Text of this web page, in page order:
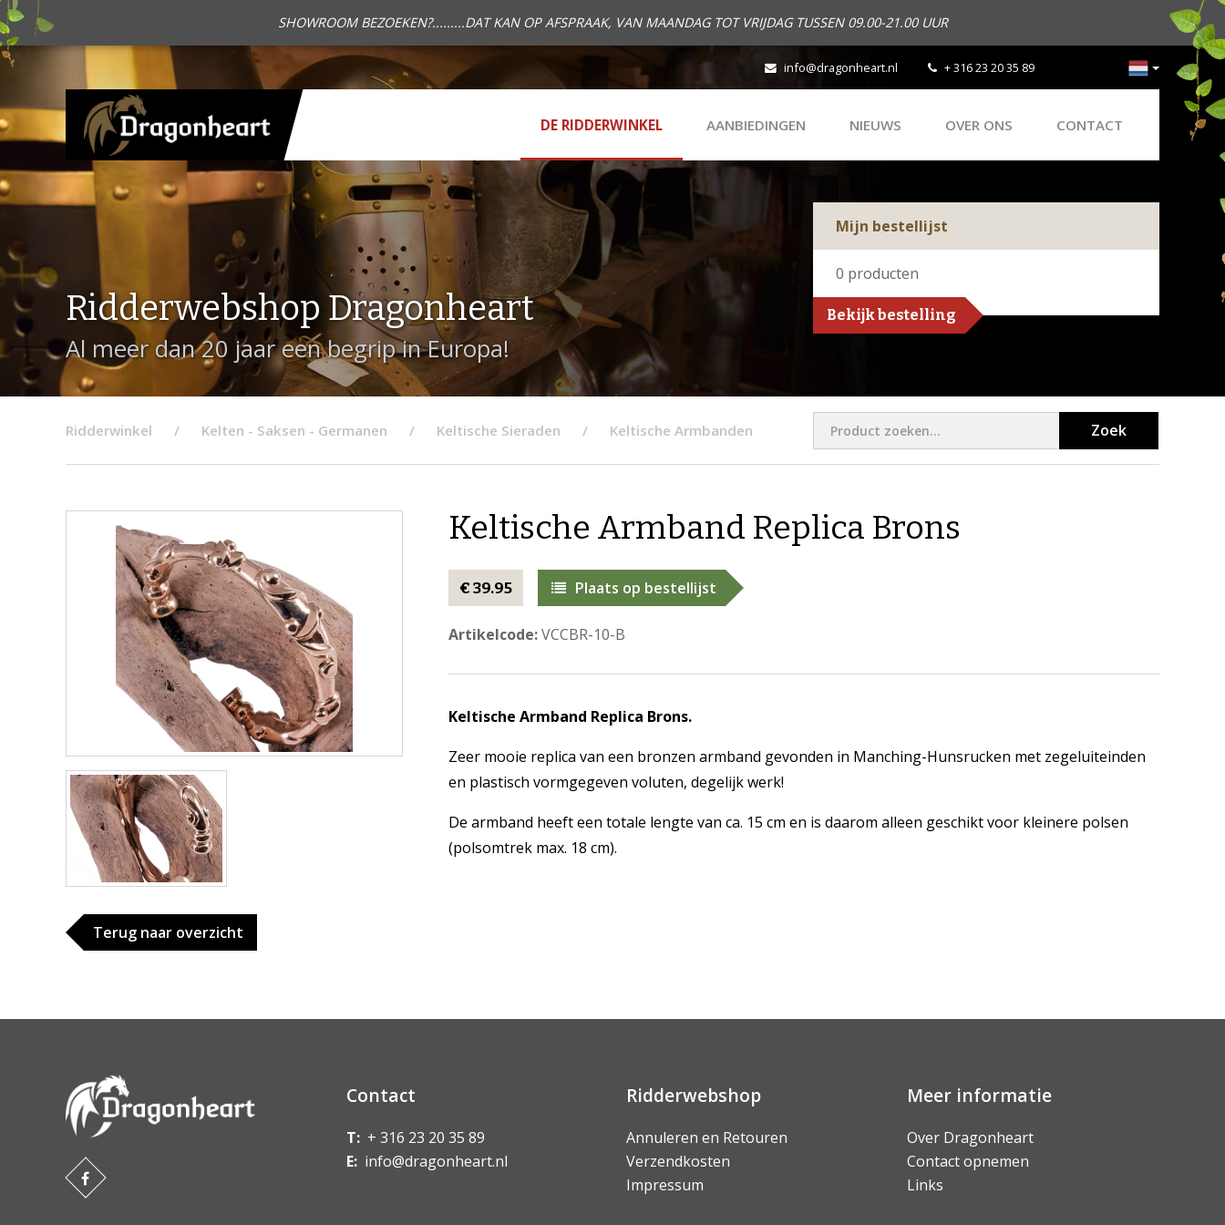
SHOWROOM BEZOEKEN?.........DAT KAN OP AFSPRAAK, VAN MAANDAG TOT VRIJDAG TUSSEN 09.00-21.00 UUR
info@dragonheart.nl + 316 23 20 35 89
DE RIDDERWINKEL AANBIEDINGEN NIEUWS OVER ONS CONTACT
Ridderwebshop Dragonheart
Al meer dan 20 jaar een begrip in Europa!
Mijn bestellijst
0 producten
Bekijk bestelling
Ridderwinkel Kelten - Saksen - Germanen Keltische Sieraden Keltische Armbanden Zoek
Terug naar overzicht
Keltische Armband Replica Brons
€ 39.95 Plaats op bestellijst
Artikelcode:VCCBR-10-B
Keltische Armband Replica Brons.
Zeer mooie replica van een bronzen armband gevonden in Manching-Hunsrucken met zegeluiteinden
en plastisch vormgegeven voluten, degelijk werk!
De armband heeft een totale lengte van ca. 15 cm en is daarom alleen geschikt voor kleinere polsen
(polsomtrek max. 18 cm).
Contact
T: + 316 23 20 35 89
E: info@dragonheart.nl
Ridderwebshop
Annuleren en Retouren
Verzendkosten
Impressum
Meer informatie
Over Dragonheart
Contact opnemen
Links